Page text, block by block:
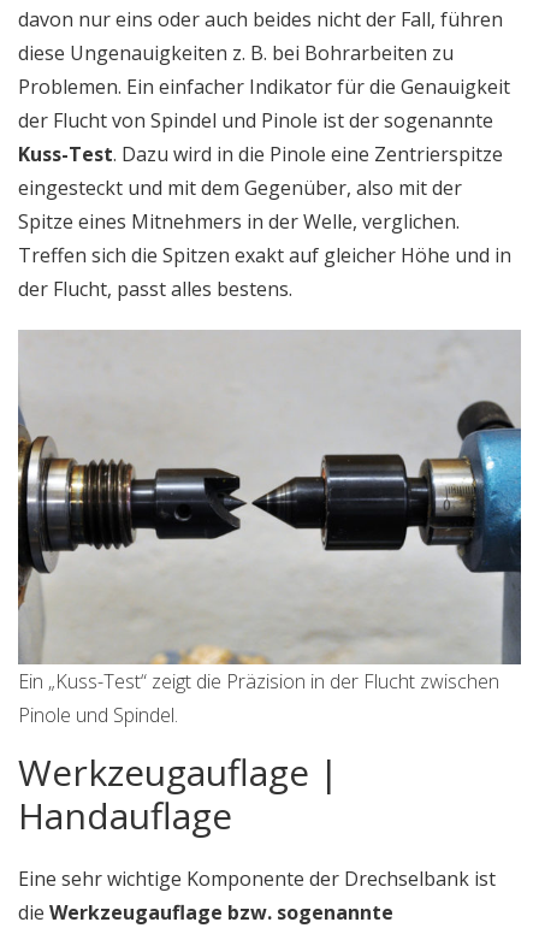
davon nur eins oder auch beides nicht der Fall, führen
diese Ungenauigkeiten z. B. bei Bohrarbeiten zu
Problemen. Ein einfacher Indikator für die Genauigkeit
der Flucht von Spindel und Pinole ist der sogenannte
Kuss-Test. Dazu wird in die Pinole eine Zentrierspitze
eingesteckt und mit dem Gegenüber, also mit der
Spitze eines Mitnehmers in der Welle, verglichen.
Treffen sich die Spitzen exakt auf gleicher Höhe und in
der Flucht, passt alles bestens.
Ein „Kuss-Test“ zeigt die Präzision in der Flucht zwischen
Pinole und Spindel.
Werkzeugauflage |
Handauflage
Eine sehr wichtige Komponente der Drechselbank ist
die Werkzeugauflage bzw. sogenannte